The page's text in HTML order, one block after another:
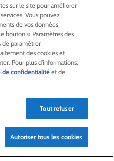
sur le site pour améliorer
Vous pouvez
de vos données
bouton « Paramètres des
de paramétrer
des cookies et
Pour plus d'informations,
de confidentialitéet de
Tout refuser
Autoriser tous les cookies